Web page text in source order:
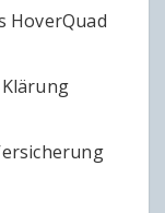
HoverQuad